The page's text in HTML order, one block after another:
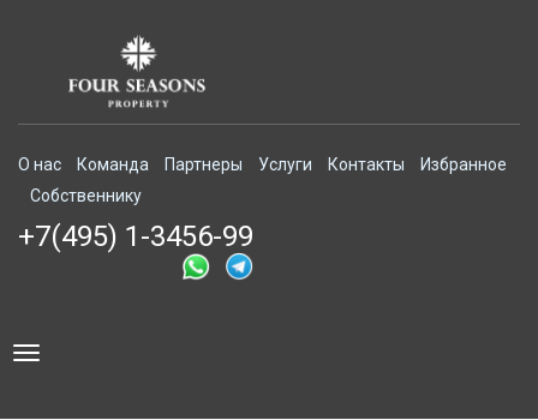
О нас Команда Партнеры Услуги Контакты
Избранное
Собственнику
+7(495) 1-3456-99
Toggle